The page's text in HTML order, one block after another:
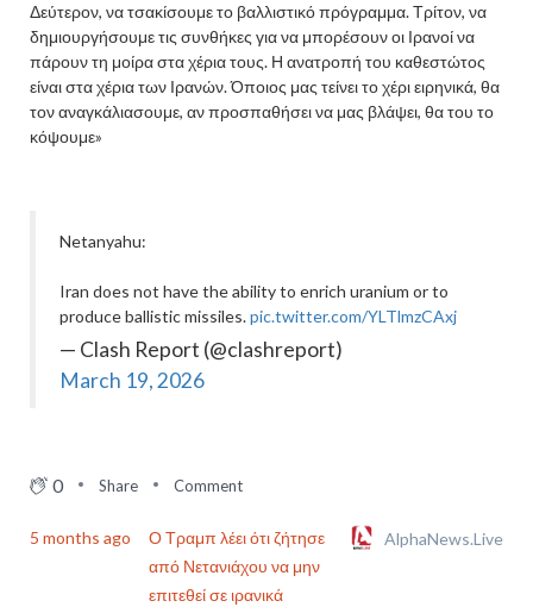
Δεύτερον, να τσακίσουμε το βαλλιστικό πρόγραμμα. Τρίτον, να
δημιουργήσουμε τις συνθήκες για να μπορέσουν οι Ιρανοί να
πάρουν τη μοίρα στα χέρια τους. Η ανατροπή του καθεστώτος
είναι στα χέρια των Ιρανών. Όποιος μας τείνει το χέρι ειρηνικά, θα
τον αναγκάλιασουμε, αν προσπαθήσει να μας βλάψει, θα του το
κόψουμε»
Netanyahu:
Iran does not have the ability to enrich uranium or to
produce ballistic missiles.pic.twitter.com/YLTlmzCAxj
— Clash Report (@clashreport)
March 19, 2026
0 Share Comment
5 months ago
Ο Τραμπ λέει ότι ζήτησε
από Νετανιάχου να μην
επιτεθεί σε ιρανικά
AlphaNews.Live